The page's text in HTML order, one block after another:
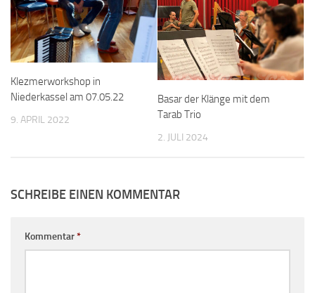
Klezmerworkshop in
Niederkassel am 07.05.22
9. APRIL 2022
Basar der Klänge mit dem
Tarab Trio
2. JULI 2024
SCHREIBE EINEN KOMMENTAR
Kommentar*